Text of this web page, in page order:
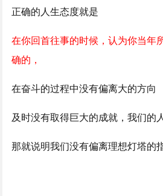
正确的人生态度就是
在你回首往事的时候，认为你当年
确的，
在奋斗的过程中没有偏离大的方向
及时没有取得巨大的成就，我们的
那就说明我们没有偏离理想灯塔的